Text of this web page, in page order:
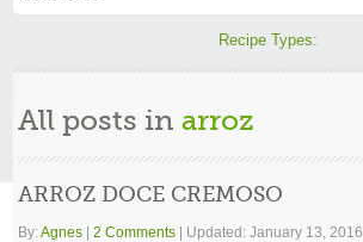
Recipe Types:
All posts inarroz
ARROZ DOCE CREMOSO
By:Agnes 2 Comments Updated: January 13, 2016